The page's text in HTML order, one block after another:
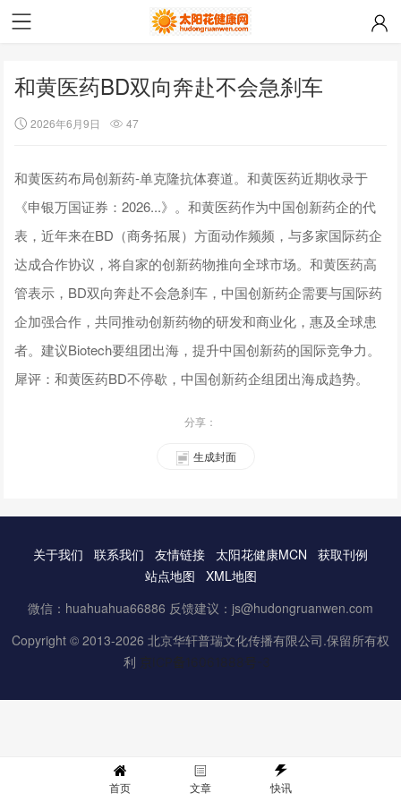
和黄医药BD双向奔赴不会急刹车
2026年6月9日 47
和黄医药布局创新药-单克隆抗体赛道。和黄医药近期收录于
《申银万国证券：2026...》。和黄医药作为中国创新药企的代
表，近年来在BD（商务拓展）方面动作频频，与多家国际药企
达成合作协议，将自家的创新药物推向全球市场。和黄医药高
管表示，BD双向奔赴不会急刹车，中国创新药企需要与国际药
企加强合作，共同推动创新药物的研发和商业化，惠及全球患
者。建议Biotech要组团出海，提升中国创新药的国际竞争力。
犀评：和黄医药BD不停歇，中国创新药企组团出海成趋势。
分享：
生成封面
关于我们 联系我们 友情链接 太阳花健康MCN
获取刊例
站点地图
XML地图
微信：huahuahua66886 反馈建议：js@hudongruanwen.com
Copyright © 2013-2026 北京华轩普瑞文化传播有限公司.保留所有权
利 京ICP备16061888号-3
首页 文章 快讯